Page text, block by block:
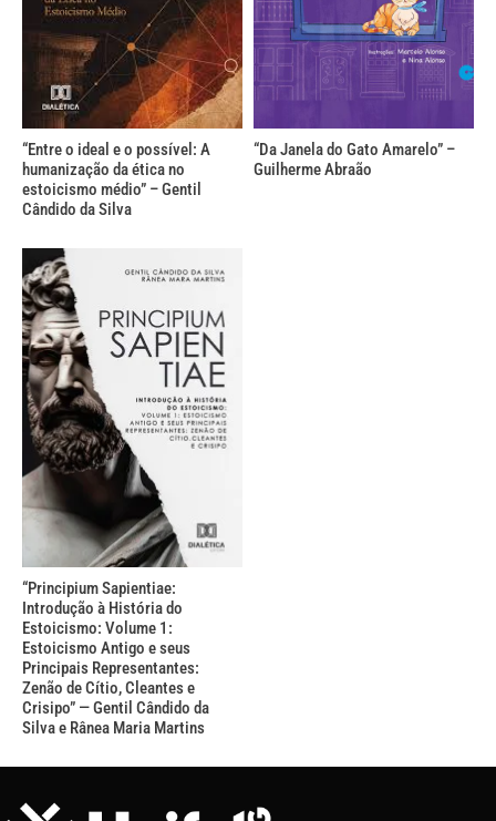
“Entre o ideal e o possível: A
humanização da ética no
estoicismo médio” – Gentil
Cândido da Silva
“Da Janela do Gato Amarelo” –
Guilherme Abraão
“Principium Sapientiae:
Introdução à História do
Estoicismo: Volume 1:
Estoicismo Antigo e seus
Principais Representantes:
Zenão de Cítio, Cleantes e
Crisipo” — Gentil Cândido da
Silva e Rânea Maria Martins